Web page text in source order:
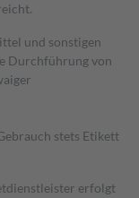
und sonstigen
Durchführung von
stets Etikett
erfolgt